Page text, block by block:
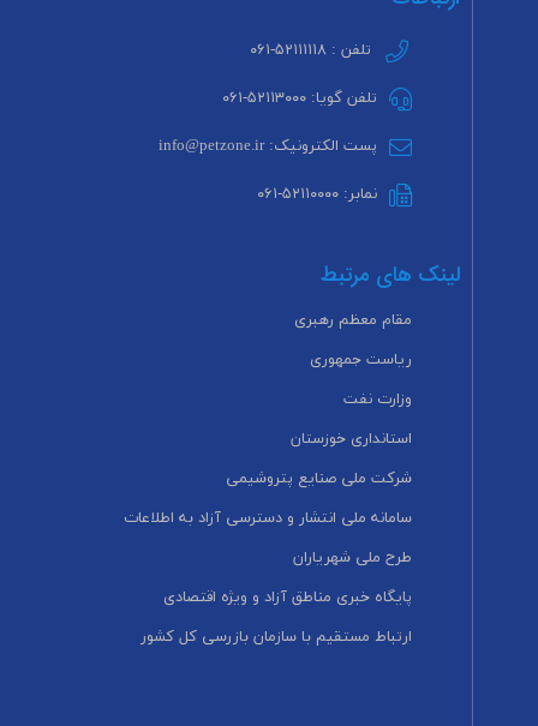
تلفن : ۵۲۱۱۱۱۱۸-۰۶۱
تلفن گویا: ۵۲۱۱۳۰۰۰-۰۶۱
پست الکترونیک: info@petzone.ir
نمابر: ۵۲۱۱۰۰۰۰-۰۶۱
لینک های مرتبط
مقام معظم رهبری
ریاست جمهوری
وزارت نفت
استانداری خوزستان
شرکت ملی صنایع پتروشیمی
سامانه ملی انتشار و دسترسی آزاد به اطلاعات
طرح ملی شهریاران
پایگاه خبری مناطق آزاد و ویژه اقتصادی
ارتباط مستقیم با سازمان بازرسی کل کشور